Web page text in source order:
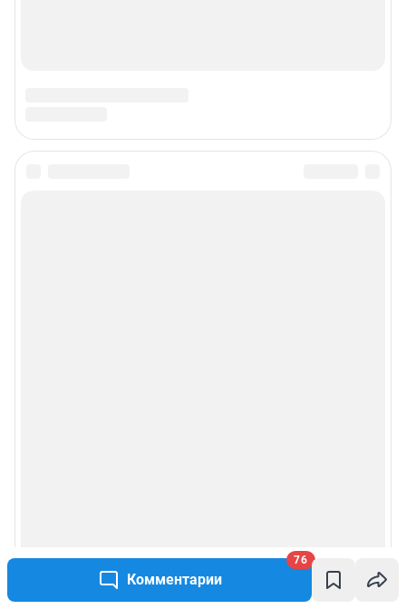
Комментарии
76